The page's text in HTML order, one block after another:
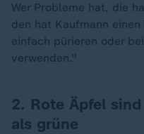
Wer Probleme hat, die
den hat Kaufmann
einfach pürieren oder
verwenden."
2. Rote Äpfel
als grüne